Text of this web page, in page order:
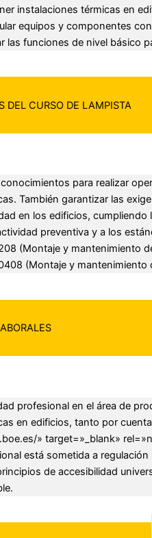
instalaciones térmicas en
equipos y componentes
las funciones de nivel
DEL CURSO DE LAMPISTA
para realizar
También garantizar las
en los edificios,
preventiva y a los
(Montaje y mantenimiento
(Montaje y mantenimiento
profesional en el área de
en edificios, tanto por
» target=»_blank»
está sometida a
de accesibilidad